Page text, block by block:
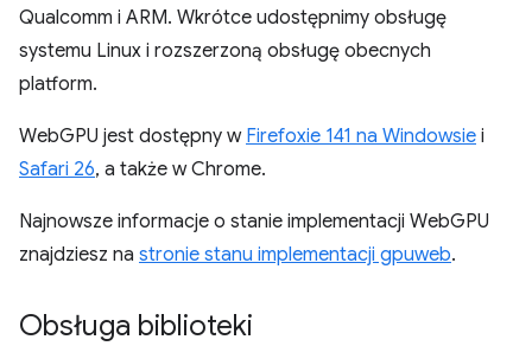
Qualcomm i ARM. Wkrótce udostępnimy obsługę
systemu Linux i rozszerzoną obsługę obecnych
platform.
WebGPU jest dostępny w Firefoxie 141 na Windowsie i
Safari 26, a także w Chrome.
Najnowsze informacje o stanie implementacji WebGPU
znajdziesz na stronie stanu implementacji gpuweb.
Obsługa biblioteki